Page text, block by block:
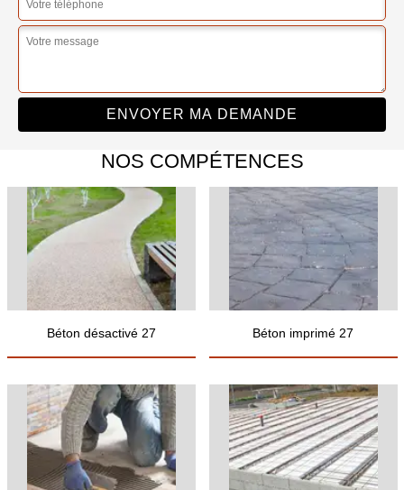
NOS COMPÉTENCES
Béton désactivé 27 Béton imprimé 27